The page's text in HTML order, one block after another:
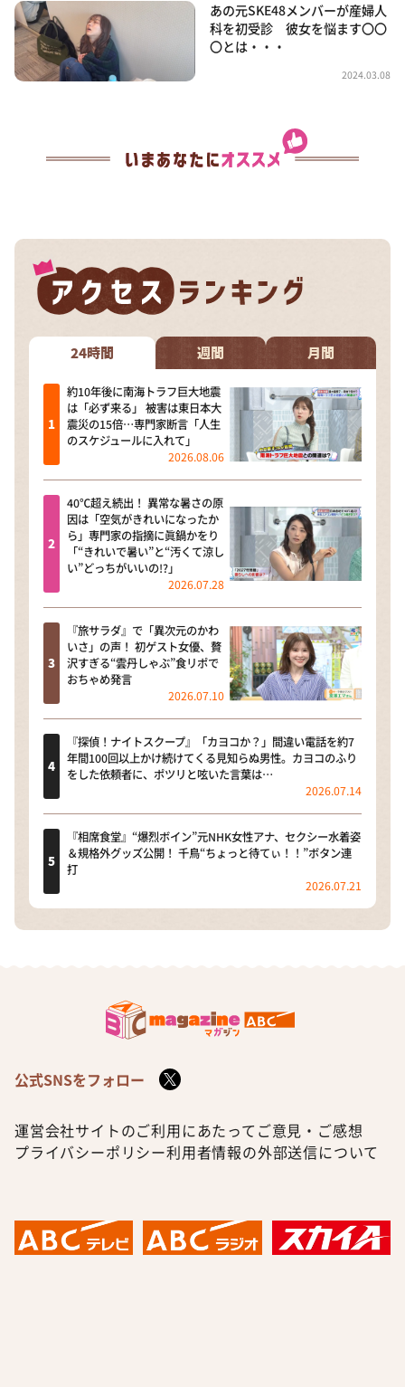
あの元SKE48メンバーが産婦人
科を初受診 彼女を悩ます〇〇
〇とは・・・
2024.03.08
24時間 週間 月間
約10年後に南海トラフ巨大地震
は「必ず来る」 被害は東日本大
震災の15倍…専門家断言「人生
のスケジュールに入れて」
2026.08.06
40℃超え続出！ 異常な暑さの原
因は「空気がきれいになったか
ら」専門家の指摘に眞鍋かをり
「“きれいで暑い”と“汚くて涼し
い”どっちがいいの!?」
2026.07.28
『旅サラダ』で「異次元のかわ
いさ」の声！ 初ゲスト女優、贅
沢すぎる“雲丹しゃぶ”食リポで
おちゃめ発言
2026.07.10
『探偵！ナイトスクープ』「カヨコか？」間違い電話を約7
年間100回以上かけ続けてくる見知らぬ男性。カヨコのふり
をした依頼者に、ポツリと呟いた言葉は…
2026.07.14
『相席食堂』“爆烈ボイン”元NHK女性アナ、セクシー水着姿
＆規格外グッズ公開！ 千鳥“ちょっと待てぃ！！”ボタン連
打
2026.07.21
公式SNSをフォロー
運営会社サイトのご利用にあたって ご意見・ご感想
プライバシーポリシー利用者情報の外部送信について